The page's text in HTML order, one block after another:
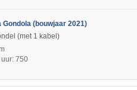
Gondola (bouwjaar 2021)
(met 1 kabel)
750